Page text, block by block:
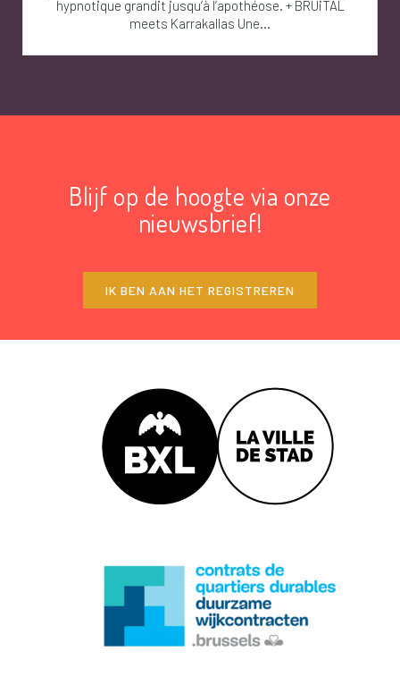
hypnotique grandit jusqu’à l’apothéose. + BRUiTAL
meets Karrakallas Une...
Blijf op de hoogte via onze
nieuwsbrief!
IK BEN AAN HET REGISTREREN